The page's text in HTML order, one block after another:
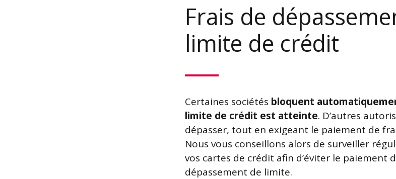
Frais de
limite de crédit
Certaines sociétés bloquent
limite de crédit est atteinte. D’autres
dépasser, tout en exigeant le paiement de
Nous vous conseillons alors de surveiller
vos cartes de crédit afin d’éviter le paiement
dépassement de limite.